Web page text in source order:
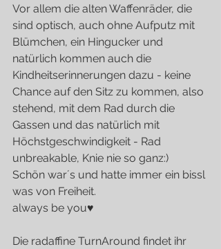
Vor allem die alten Waffenräder, die
sind optisch, auch ohne Aufputz mit
Blümchen, ein Hingucker und
natürlich kommen auch die
Kindheitserinnerungen dazu - keine
Chance auf den Sitz zu kommen, also
stehend, mit dem Rad durch die
Gassen und das natürlich mit
Höchstgeschwindigkeit - Rad
unbreakable, Knie nie so ganz:)
Schön war´s und hatte immer ein bissl
was von Freiheit.
always be you♥
Die radaffine TurnAround findet ihr